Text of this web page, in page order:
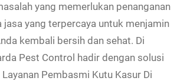
yang memerlukan penanganan
jasa yang terpercaya untuk menjamin
kembali bersih dan sehat. Di
Pest Control hadir dengan solusi
Pembasmi Kutu Kasur Di